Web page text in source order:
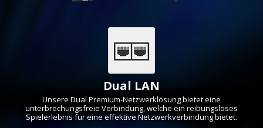
Dual LAN
Unsere Dual Premium-Netzwerklösung bietet eine
unterbrechungsfreie Verbindung, welche ein reibungsloses
Spielerlebnis für eine effektive Netzwerkverbindung bietet.